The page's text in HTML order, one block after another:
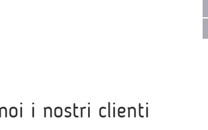
i nostri clienti